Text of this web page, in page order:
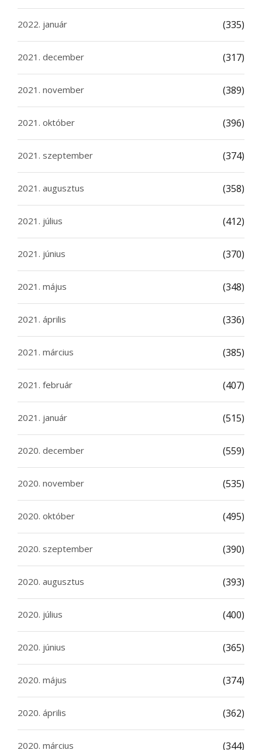
2022. január (335)
2021. december (317)
2021. november (389)
2021. október (396)
2021. szeptember (374)
2021. augusztus (358)
2021. július (412)
2021. június (370)
2021. május (348)
2021. április (336)
2021. március (385)
2021. február (407)
2021. január (515)
2020. december (559)
2020. november (535)
2020. október (495)
2020. szeptember (390)
2020. augusztus (393)
2020. július (400)
2020. június (365)
2020. május (374)
2020. április (362)
2020. március (344)